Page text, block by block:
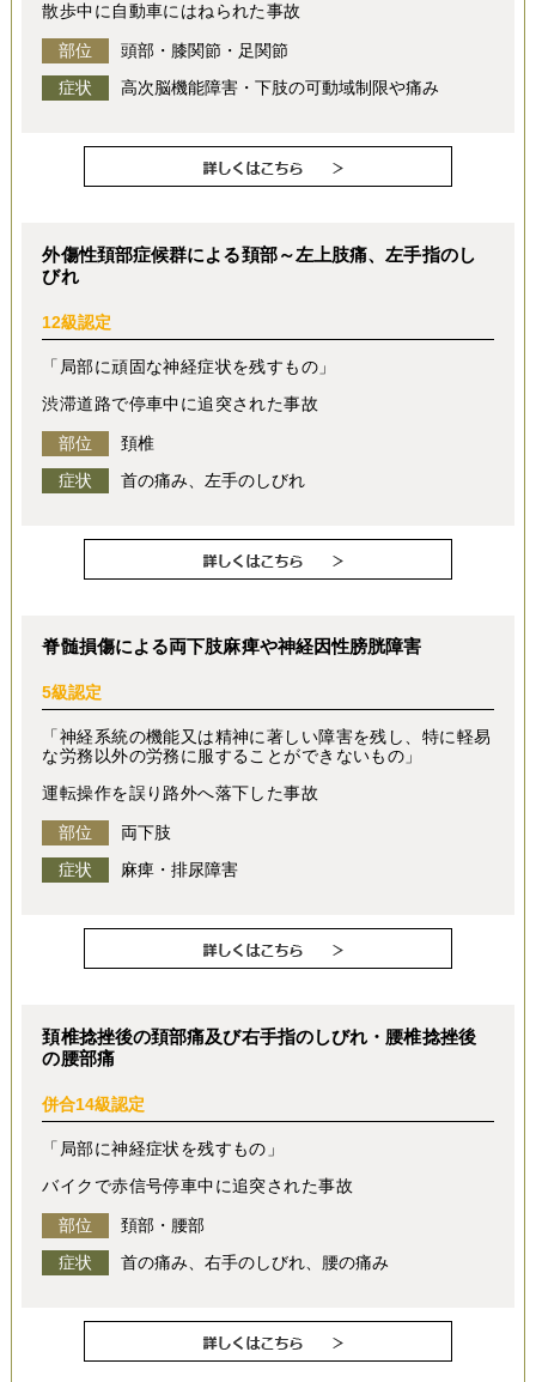
散歩中に自動車にはねられた事故
部位
頭部・膝関節・足関節
症状
高次脳機能障害・下肢の可動域制限や痛み
外傷性頚部症候群による頚部～左上肢痛、左手指のし
びれ
12級認定
「局部に頑固な神経症状を残すもの」
渋滞道路で停車中に追突された事故
部位
頚椎
症状
首の痛み、左手のしびれ
脊髄損傷による両下肢麻痺や神経因性膀胱障害
5級認定
「神経系統の機能又は精神に著しい障害を残し、特に軽易
な労務以外の労務に服することができないもの」
運転操作を誤り路外へ落下した事故
部位
両下肢
症状
麻痺・排尿障害
頚椎捻挫後の頚部痛及び右手指のしびれ・腰椎捻挫後
の腰部痛
併合14級認定
「局部に神経症状を残すもの」
バイクで赤信号停車中に追突された事故
部位
頚部・腰部
症状
首の痛み、右手のしびれ、腰の痛み